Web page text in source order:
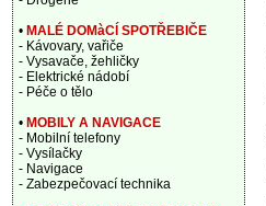
• MALÉ DOMàCÍ SPOTŘEBIČE
- Kávovary, vařiče
- Vysavače, žehličky
- Elektrické nádobí
- Péče o tělo
• MOBILY A NAVIGACE
- Mobilní telefony
- Vysílačky
- Navigace
- Zabezpečovací technika